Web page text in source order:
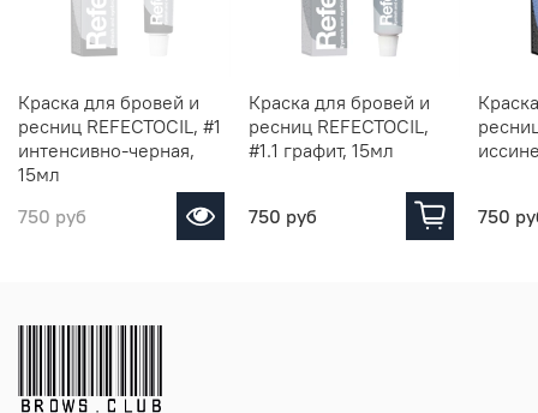
Краска для бровей и
ресниц REFECTOCIL, #1
интенсивно-черная,
15мл
750 руб
Краска для бровей и
ресниц REFECTOCIL,
#1.1 графит, 15мл
750 руб 750